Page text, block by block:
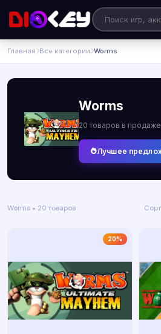
Главная Все категории Worms
Worms
20 товаров в продаже
Лучшее
Worms • 20 товаров
20%